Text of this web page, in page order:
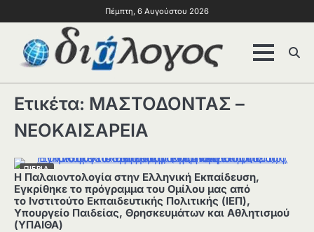
Πέμπτη, 6 Αυγούστου 2026
Ετικέτα: ΜΑΣΤΟΔΟΝΤΑΣ –
ΝΕΟΚΑΙΣΑΡΕΙΑ
ΠΙΕΡΙΑ
H Παλαιοντολογία στην Ελληνική Εκπαίδευση,
Εγκρίθηκε το πρόγραμμα του Ομίλου μας από
το Ινστιτούτο Εκπαιδευτικής Πολιτικής (ΙΕΠ),
Υπουργείο Παιδείας, Θρησκευμάτων και Αθλητισμού
(ΥΠΑΙΘΑ)